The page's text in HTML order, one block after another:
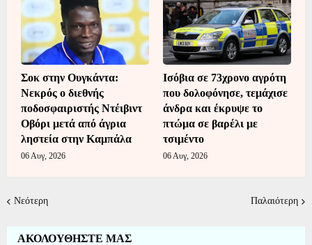
Σοκ στην Ουγκάντα:
Νεκρός ο διεθνής
ποδοσφαιριστής Ντέιβιντ
Οβόρι μετά από άγρια
ληστεία στην Καμπάλα
06 Αυγ, 2026
Ισόβια σε 73χρονο αγρότη
που δολοφόνησε, τεμάχισε
άνδρα και έκρυψε το
πτώμα σε βαρέλι με
τσιμέντο
06 Αυγ, 2026
Νεότερη Παλαιότερη
ΑΚΟΛΟΥΘΗΣΤΕ ΜΑΣ